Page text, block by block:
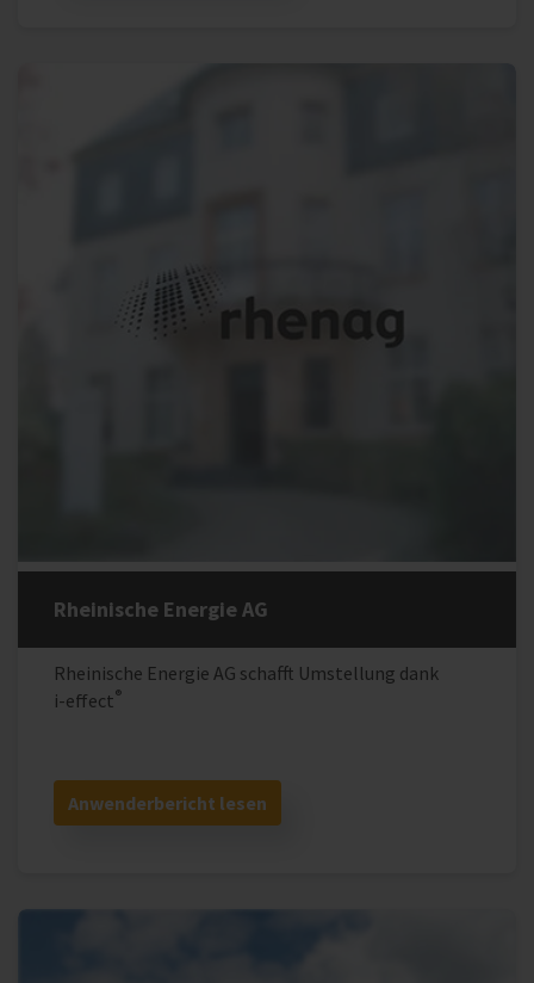
Rheinische Energie AG
Rheinische Energie AG schafft Umstellung dank
i‑effect®
Anwenderbericht lesen